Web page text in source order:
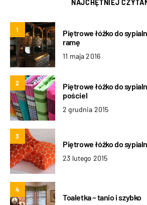
NAJCHĘTNIEJ
1
Piętrowe łóżko do
ramę
11 maja 2016
2
Piętrowe łóżko do
pościel
2 grudnia 2015
3
Piętrowe łóżko do
23 lutego 2015
4
Toaletka – tanio i szybko